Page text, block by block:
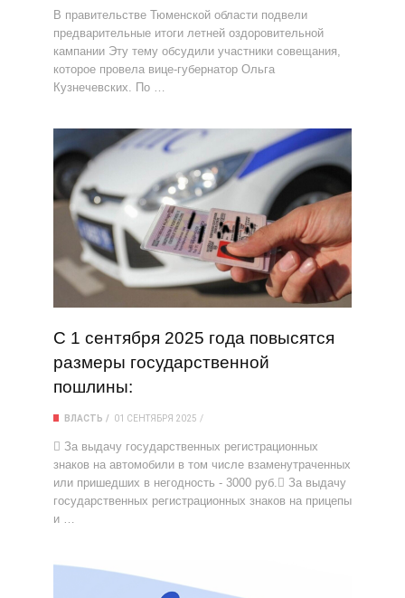
В правительстве Тюменской области подвели
предварительные итоги летней оздоровительной
кампании Эту тему обсудили участники совещания,
которое провела вице-губернатор Ольга
Кузнечевских. По …
С 1 сентября 2025 года повысятся
размеры государственной
пошлины:
ВЛАСТЬ 01 СЕНТЯБРЯ 2025
 За выдачу государственных регистрационных
знаков на автомобили в том числе взаменутраченных
или пришедших в негодность - 3000 руб. За выдачу
государственных регистрационных знаков на прицепы
и …